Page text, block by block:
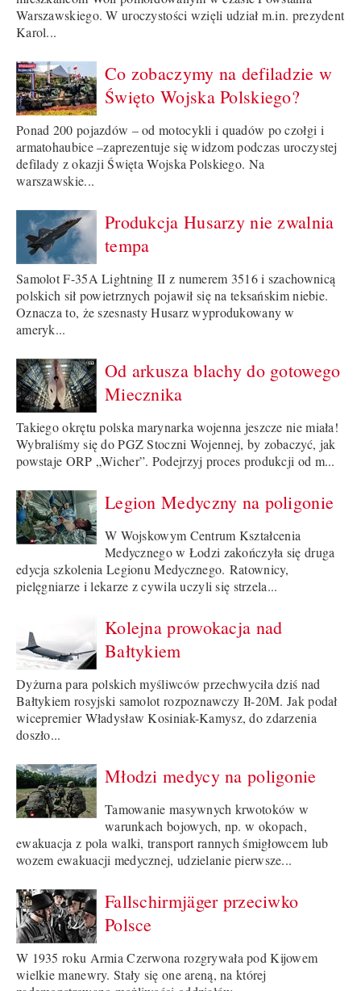
Warszawskiego. W uroczystości wzięli udział m.in. prezydent
Karol...
Co zobaczymy na defiladzie w
Święto Wojska Polskiego?
Ponad 200 pojazdów – od motocykli i quadów po czołgi i
armatohaubice –zaprezentuje się widzom podczas uroczystej
defilady z okazji Święta Wojska Polskiego. Na
warszawskie...
Produkcja Husarzy nie zwalnia
tempa
Samolot F-35A Lightning II z numerem 3516 i szachownicą
polskich sił powietrznych pojawił się na teksańskim niebie.
Oznacza to, że szesnasty Husarz wyprodukowany w
ameryk...
Od arkusza blachy do gotowego
Miecznika
Takiego okrętu polska marynarka wojenna jeszcze nie miała!
Wybraliśmy się do PGZ Stoczni Wojennej, by zobaczyć, jak
powstaje ORP „Wicher”. Podejrzyj proces produkcji od m...
Legion Medyczny na poligonie
W Wojskowym Centrum Kształcenia
Medycznego w Łodzi zakończyła się druga
edycja szkolenia Legionu Medycznego. Ratownicy,
pielęgniarze i lekarze z cywila uczyli się strzela...
Kolejna prowokacja nad
Bałtykiem
Dyżurna para polskich myśliwców przechwyciła dziś nad
Bałtykiem rosyjski samolot rozpoznawczy Ił-20M. Jak podał
wicepremier Władysław Kosiniak-Kamysz, do zdarzenia
doszło...
Młodzi medycy na poligonie
Tamowanie masywnych krwotoków w
warunkach bojowych, np. w okopach,
ewakuacja z pola walki, transport rannych śmigłowcem lub
wozem ewakuacji medycznej, udzielanie pierwsze...
Fallschirmjäger przeciwko
Polsce
W 1935 roku Armia Czerwona rozgrywała pod Kijowem
wielkie manewry. Stały się one areną, na której